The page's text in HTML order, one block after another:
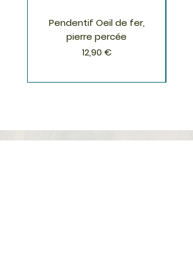
Pendentif Oeil de fer,
pierre percée
Prix
12,90 €